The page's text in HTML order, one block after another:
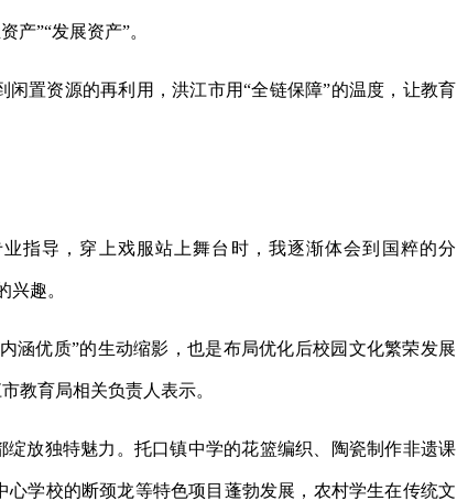
产”“发展资产”。
置资源的再利用，洪江市用“全链保障”的温度，让教育
指导，穿上戏服站上舞台时，我逐渐体会到国粹的分
趣。
涵优质”的生动缩影，也是布局优化后校园文化繁荣发展
教育局相关负责人表示。
放独特魅力。托口镇中学的花篮编织、陶瓷制作非遗课
学校的断颈龙等特色项目蓬勃发展，农村学生在传统文